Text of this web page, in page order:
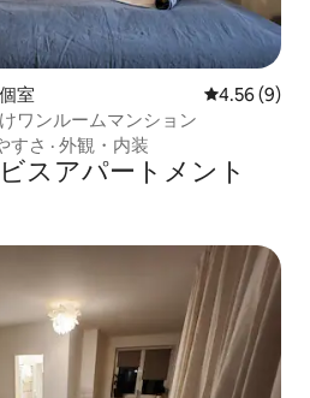
室 レビュー9
4.56 (9)
ワンルームマンション
すさ · 外観・内装
スアパートメント